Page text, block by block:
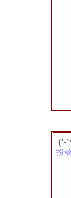
('-
投